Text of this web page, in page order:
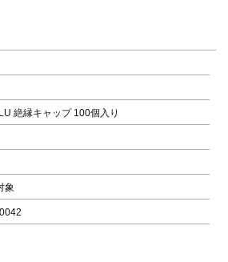
絶縁キャップ 100個入り
象